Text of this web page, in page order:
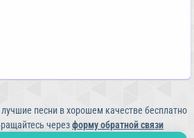
песни в хорошем качестве бесплатно
черезформу обратной связи